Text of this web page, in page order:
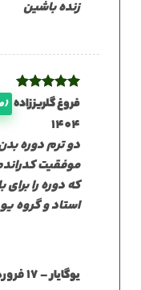
زنده باشین
نمره5از
فروغ گلریززاده
1404
دو ترم دوره
موفقیت
که دوره را
استاد و گروه
یوگایار–17 فروردین, 1404